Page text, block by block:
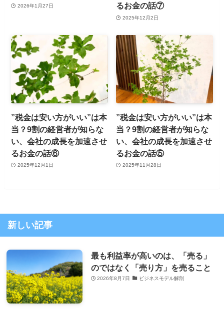
2026年1月27日
るお金の話⑦
2025年12月2日
”税金は安い方がいい”は本
当？9割の経営者が知らな
い、会社の成長を加速させ
るお金の話⑥
2025年12月1日
”税金は安い方がいい”は本
当？9割の経営者が知らな
い、会社の成長を加速させ
るお金の話⑤
2025年11月28日
新しい記事
最も利益率が高いのは、「売る」
のではなく「売り方」を売ること
2026年8月7日 ビジネスモデル解剖